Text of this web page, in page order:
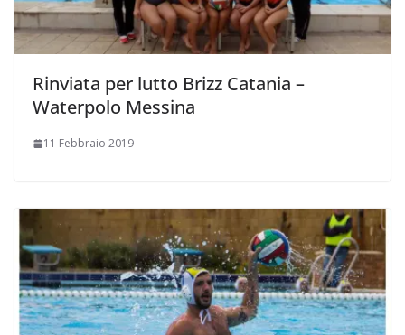
Rinviata per lutto Brizz Catania –
Waterpolo Messina
11 Febbraio 2019